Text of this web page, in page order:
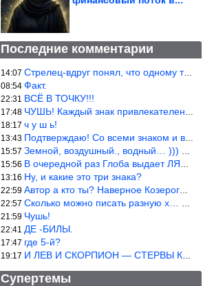
Последние комментарии
14:07 Стрелец-вдруг понял, что одному то и жить легче.
08:54 Факт.
22:31 ВСЁ В ТОЧКУ!!!
17:48 ЧУШЬ! Каждый знак привлекателен! И среди Весов, Близнецов встреч
18:17 ч у ш ь!
13:43 Подтверждаю! Со всеми знаком и все одиноки и Я )))
15:57 Земной, воздушный., водный… ))) выбери сам трех из 9 )))
15:56 В очередной раз Глоба выдает ЛЯП! А корректоры, редакторы пропус
13:16 Ну, и какие это три знака?
22:59 Автор а кто ты? Наверное Козерог… Рога жена Рыба наставила ))
22:57 Сколько можно писать разную х… йню? Автор что то обкурился?
21:59 Чушь!
22:41 ДЕ -БИЛЫ.
17:47 где 5-й?
19:17 И ЛЕВ И СКОРПИОН — СТЕРВЫ КАКИХ ЕЩЕ ПОИСКАТЬ НАДО
Супертемы